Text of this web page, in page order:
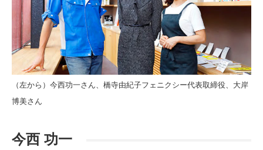
（左から）今西功一さん、橋寺由紀子フェニクシー代表取締役、大岸
博美さん
今西 功一